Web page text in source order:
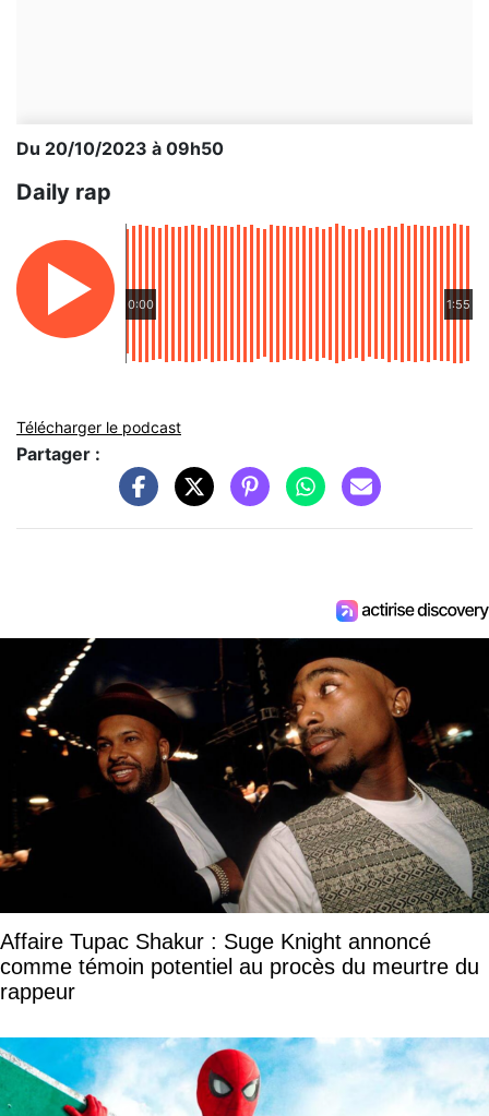
Du 20/10/2023 à 09h50
Daily rap
0:00 1:55
Télécharger le podcast
Partager :
Affaire Tupac Shakur : Suge Knight annoncé
comme témoin potentiel au procès du meurtre du
rappeur